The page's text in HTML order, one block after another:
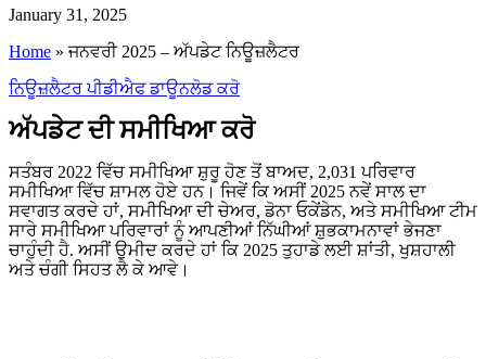
January 31, 2025
Home »ਜਨਵਰੀ 2025 – ਅੱਪਡੇਟ ਨਿਊਜ਼ਲੈਟਰ
ਨਿਊਜ਼ਲੈਟਰ ਪੀਡੀਐਫ ਡਾਊਨਲੋਡ ਕਰੋ
ਅੱਪਡੇਟ ਦੀ ਸਮੀਖਿਆ ਕਰੋ
ਸਤੰਬਰ 2022 ਵਿੱਚ ਸਮੀਖਿਆ ਸ਼ੁਰੂ ਹੋਣ ਤੋਂ ਬਾਅਦ, 2,031 ਪਰਿਵਾਰ
ਸਮੀਖਿਆ ਵਿੱਚ ਸ਼ਾਮਲ ਹੋਏ ਹਨ। ਜਿਵੇਂ ਕਿ ਅਸੀਂ 2025 ਨਵੇਂ ਸਾਲ ਦਾ
ਸਵਾਗਤ ਕਰਦੇ ਹਾਂ, ਸਮੀਖਿਆ ਦੀ ਚੇਅਰ, ਡੋਨਾ ਓਕੇਂਡੇਨ, ਅਤੇ ਸਮੀਖਿਆ ਟੀਮ
ਸਾਰੇ ਸਮੀਖਿਆ ਪਰਿਵਾਰਾਂ ਨੂੰ ਆਪਣੀਆਂ ਨਿੱਘੀਆਂ ਸ਼ੁਭਕਾਮਨਾਵਾਂ ਭੇਜਣਾ
ਚਾਹੁੰਦੀ ਹੈ. ਅਸੀਂ ਉਮੀਦ ਕਰਦੇ ਹਾਂ ਕਿ 2025 ਤੁਹਾਡੇ ਲਈ ਸ਼ਾਂਤੀ, ਖੁਸ਼ਹਾਲੀ
ਅਤੇ ਚੰਗੀ ਸਿਹਤ ਲੈ ਕੇ ਆਵੇ।